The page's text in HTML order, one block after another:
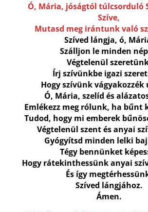
Ó, Mária, jóságtól túlcsorduló
Szíve,
Mutasd meg irántunk való
Szíved lángja, ó,
Szálljon le minden
Végtelenül
Írj szívünkbe igazi
Hogy szívünk vágyakozzék
Ó, Mária, szelíd és
Emlékezz meg rólunk, ha bűnt
Tudod, hogy mi emberek
Végtelenül szent és anyai
Gyógyítsd minden lelki
Tégy bennünket
Hogy rátekinthessünk anyai
És így
Szíved lángjához.
Ámen.